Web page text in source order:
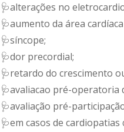
🩺alterações no
🩺aumento da área
🩺síncope;
🩺dor precordial;
🩺retardo do crescimento
🩺avaliacao pré-operatoria
🩺avaliação pré-
🩺em casos de